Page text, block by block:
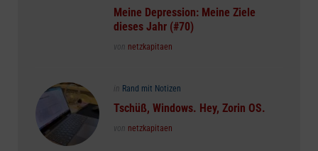
inMeine Depression: Meine Ziele
dieses Jahr (#70)
Posted
von netzkapitaen
Posted
in Rand mit Notizen
Tschüß, Windows. Hey, Zorin OS.
Posted
von netzkapitaen